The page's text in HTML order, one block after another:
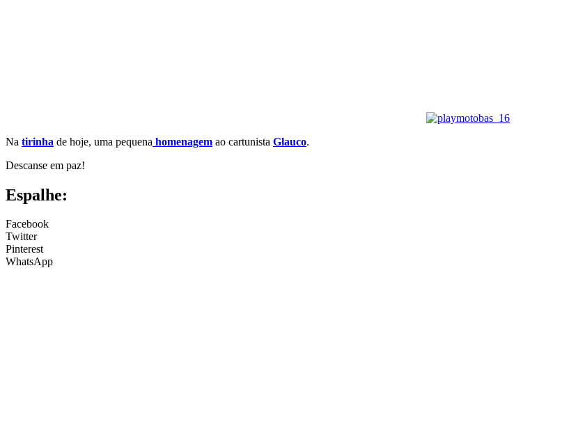
Na tirinha de hoje, uma pequena homenagem ao cartunista Glauco.
Descanse em paz!
Espalhe:
Facebook
Twitter
Pinterest
WhatsApp